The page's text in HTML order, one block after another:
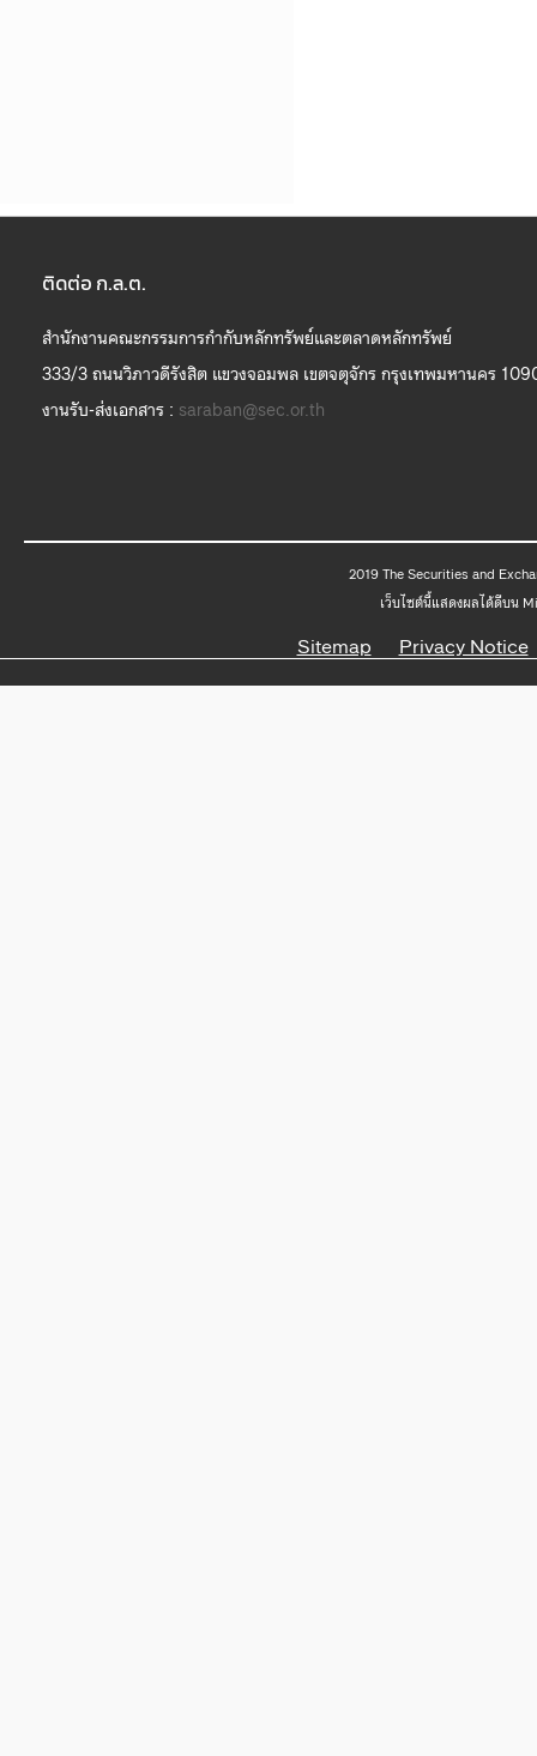
ติดต่อ ก.ล.ต.
สำนักงานคณะกรรมการกำกับหลักทรัพย์และตลาดหลักทรัพย์
333/3 ถนนวิภาวดีรังสิต แขวงจอมพล เขตจตุจักร กรุงเทพมหานคร
งานรับ-ส่งเอกสาร : saraban@sec.or.th
2019
เว็บไซต์นี้แสดงผลได้ดีบน
Sitemap Privacy Notice